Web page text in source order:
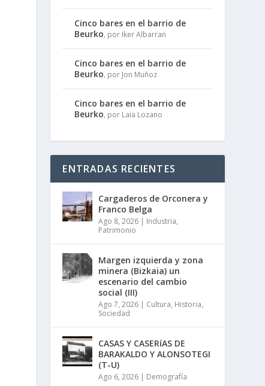
Cinco bares en el barrio de
Beurko, por Iker Albarran
Cinco bares en el barrio de
Beurko, por Jon Muñoz
Cinco bares en el barrio de
Beurko, por Laia Lozano
ENTRADAS RECIENTES
Cargaderos de Orconera y
Franco Belga
Ago 8, 2026 | Industria,
Patrimonio
Margen izquierda y zona
minera (Bizkaia) un
escenario del cambio
social (III)
Ago 7, 2026 | Cultura, Historia,
Sociedad
CASAS Y CASERíAS DE
BARAKALDO Y ALONSOTEGI
(T-U)
Ago 6, 2026 | Demografía